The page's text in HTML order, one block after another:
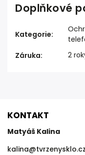
Doplňkové
Kategorie:
Záruka: 2
KONTAKT
Matyáš Kalina
kalina@tvrzenysklo.cz